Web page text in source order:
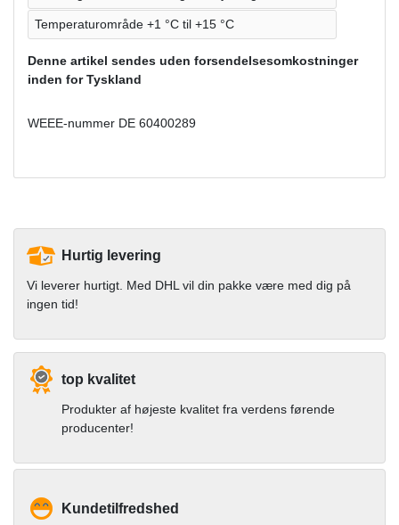
Temperaturområde +1 °C til +15 °C
Denne artikel sendes uden forsendelsesomkostninger
inden for Tyskland
WEEE-nummer DE 60400289
Hurtig levering
Vi leverer hurtigt. Med DHL vil din pakke være med dig på
ingen tid!
top kvalitet
Produkter af højeste kvalitet fra verdens førende
producenter!
Kundetilfredshed